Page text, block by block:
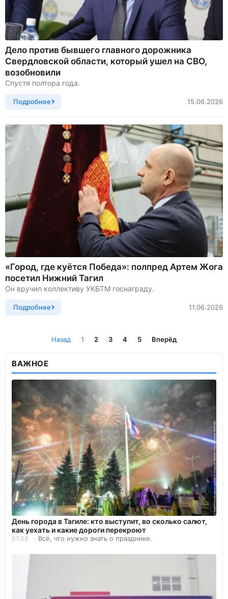
Дело против бывшего главного дорожника
Свердловской области, который ушел на СВО,
возобновили
Спустя полтора года.
Подробнее 15.06.2026
«Город, где куётся Победа»: полпред Артем Жога
посетил Нижний Тагил
Он вручил коллективу УКБТМ госнаграду.
Подробнее 11.06.2026
Назад 1 2 3 4 5 Вперёд
ВАЖНОЕ
День города в Тагиле: кто выступит, во сколько салют,
как уехать и какие дороги перекроют
07.08 Всё, что нужно знать о празднике.